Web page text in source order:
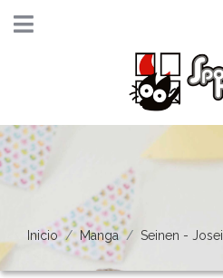
Inicio Manga Seinen - Josei